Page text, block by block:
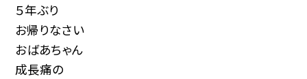
５年ぶり
お帰りなさい
おばあちゃん
成長痛の